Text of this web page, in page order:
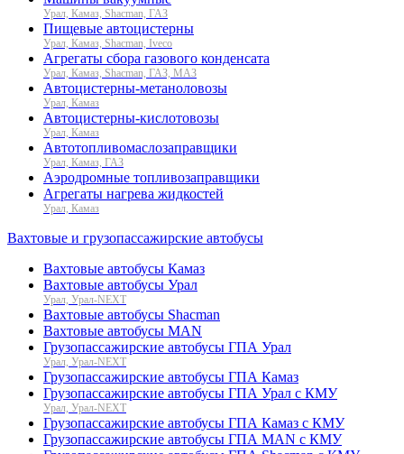
Урал, Камаз, Shacman, ГАЗ
Пищевые автоцистерны
Урал, Камаз, Shacman, Iveco
Агрегаты сбора газового конденсата
Урал, Камаз, Shacman, ГАЗ, МАЗ
Автоцистерны-метаноловозы
Урал, Камаз
Автоцистерны-кислотовозы
Урал, Камаз
Автотопливомаслозаправщики
Урал, Камаз, ГАЗ
Аэродромные топливозаправщики
Агрегаты нагрева жидкостей
Урал, Камаз
Вахтовые и грузопассажирские автобусы
Вахтовые автобусы Камаз
Вахтовые автобусы Урал
Урал, Урал-NEXT
Вахтовые автобусы Shacman
Вахтовые автобусы MAN
Грузопассажирские автобусы ГПА Урал
Урал, Урал-NEXT
Грузопассажирские автобусы ГПА Камаз
Грузопассажирские автобусы ГПА Урал с КМУ
Урал, Урал-NEXT
Грузопассажирские автобусы ГПА Камаз с КМУ
Грузопассажирские автобусы ГПА MAN с КМУ